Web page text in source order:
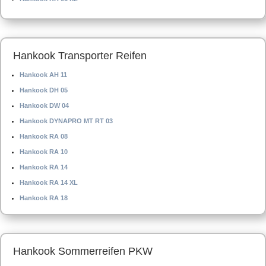
Hankook Transporter Reifen
Hankook AH 11
Hankook DH 05
Hankook DW 04
Hankook DYNAPRO MT RT 03
Hankook RA 08
Hankook RA 10
Hankook RA 14
Hankook RA 14 XL
Hankook RA 18
Hankook Sommerreifen PKW